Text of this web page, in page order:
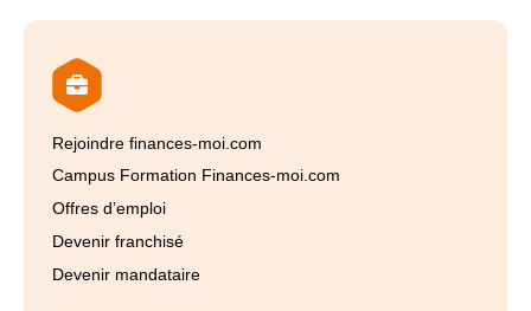
Rejoindre finances-moi.com
Campus Formation Finances-moi.com
Offres d’emploi
Devenir franchisé
Devenir mandataire